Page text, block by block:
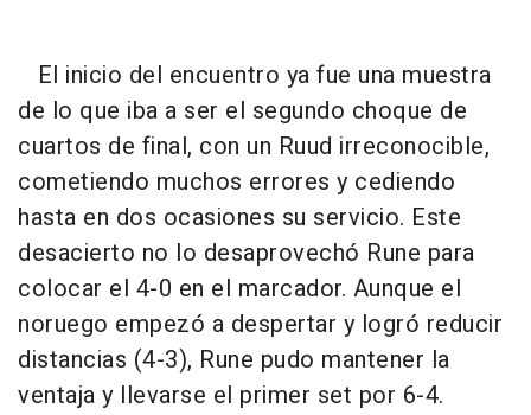
El inicio del encuentro ya fue una muestra
de lo que iba a ser el segundo choque de
cuartos de final, con un Ruud irreconocible,
cometiendo muchos errores y cediendo
hasta en dos ocasiones su servicio. Este
desacierto no lo desaprovechó Rune para
colocar el 4-0 en el marcador. Aunque el
noruego empezó a despertar y logró reducir
distancias (4-3), Rune pudo mantener la
ventaja y llevarse el primer set por 6-4.